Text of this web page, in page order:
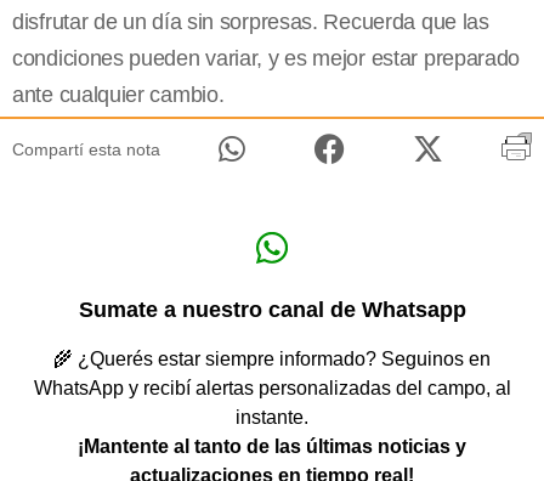
disfrutar de un día sin sorpresas. Recuerda que las
condiciones pueden variar, y es mejor estar preparado
ante cualquier cambio.
Compartí esta nota
Sumate a nuestro canal de Whatsapp
🌾 ¿Querés estar siempre informado? Seguinos en
WhatsApp y recibí alertas personalizadas del campo, al
instante.
¡Mantente al tanto de las últimas noticias y
actualizaciones en tiempo real!